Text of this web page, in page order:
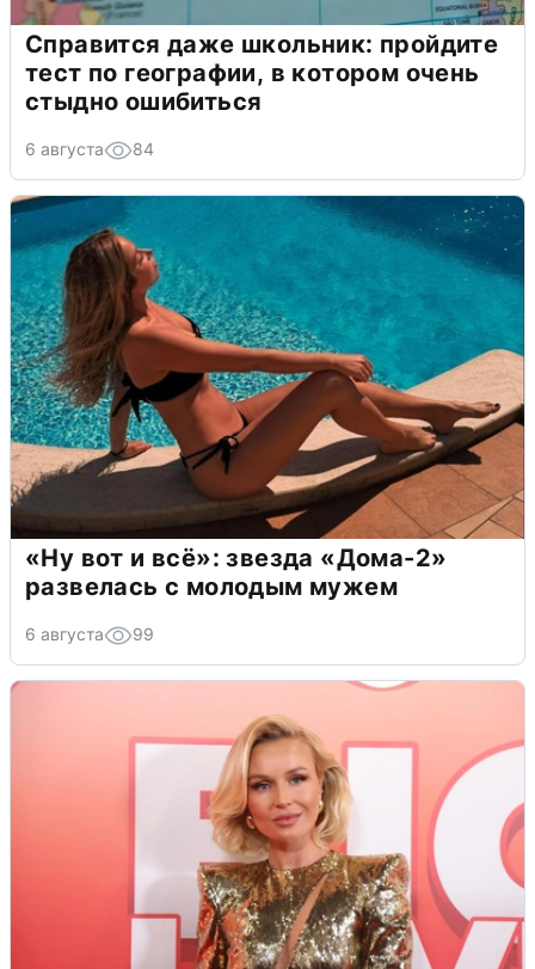
Справится даже школьник: пройдите
тест по географии, в котором очень
стыдно ошибиться
6 августа 84
«Ну вот и всё»: звезда «Дома-2»
развелась с молодым мужем
6 августа 99